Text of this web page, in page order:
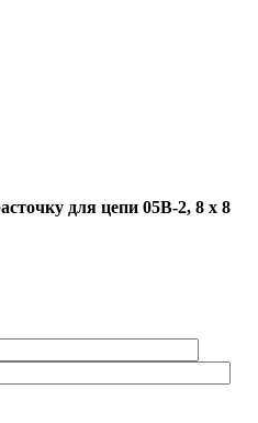
для цепи 05B-2, 8 x 8